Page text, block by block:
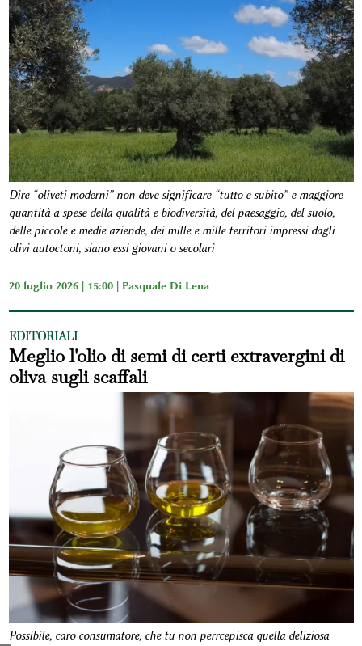
Dire “oliveti moderni” non deve significare “tutto e subito” e maggiore
quantità a spese della qualità e biodiversità, del paesaggio, del suolo,
delle piccole e medie aziende, dei mille e mille territori impressi dagli
olivi autoctoni, siano essi giovani o secolari
20 luglio 2026 | 15:00 | Pasquale Di Lena
EDITORIALI
Meglio l'olio di semi di certi extravergini di
oliva sugli scaffali
Possibile, caro consumatore, che tu non perrcepisca quella deliziosa